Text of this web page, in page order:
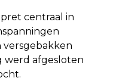
centraal in
versgebakken
werd afgesloten